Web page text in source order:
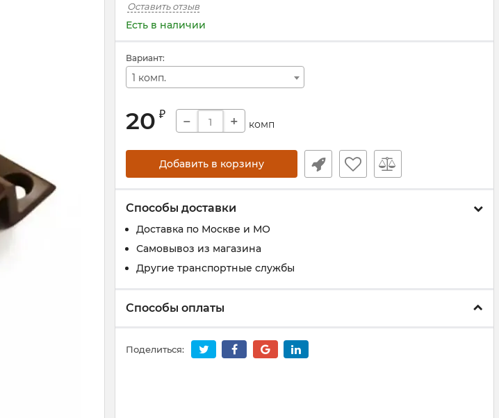
Оставить отзыв
Есть в наличии
Вариант:
1 комп.
20 ₽ − + комп
Добавить в корзину
Способы доставки
Доставка по Москве и МО
Самовывоз из магазина
Другие транспортные службы
Способы оплаты
Поделиться: